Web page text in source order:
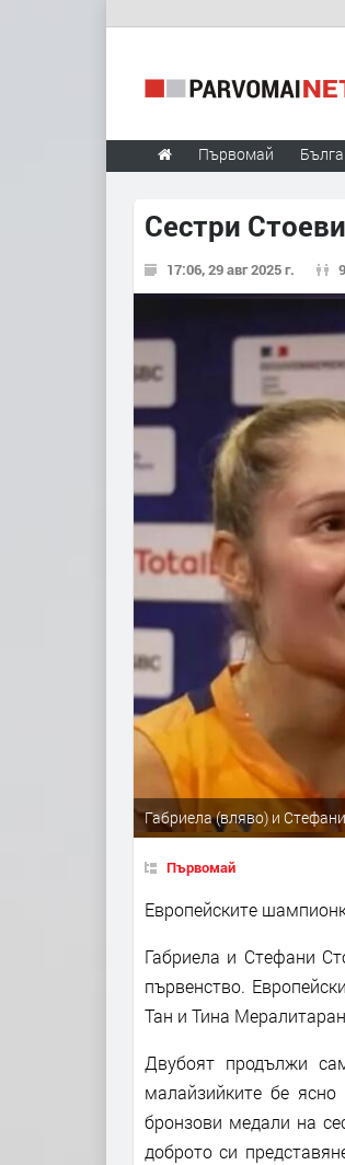
Първомай
Сестри
17:06, 29 авг 2025 г.
Габриела (вляво) и
Първомай
Европейските
Габриела и Стефани
първенство.
Тан и Тина
Двубоят продължи
малайзийките бе
бронзови медали на
доброто си